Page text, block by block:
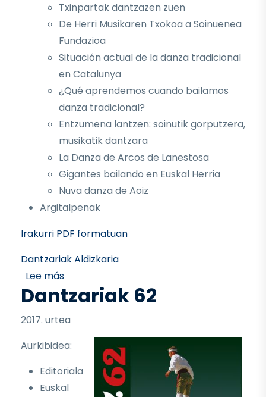
Txinpartak dantzazen zuen
De Herri Musikaren Txokoa a Soinuenea
Fundazioa
Situación actual de la danza tradicional
en Catalunya
¿Qué aprendemos cuando bailamos
danza tradicional?
Entzumena lantzen: soinutik gorputzera,
musikatik dantzara
La Danza de Arcos de Lanestosa
Gigantes bailando en Euskal Herria
Nuva danza de Aoiz
Argitalpenak
Irakurri PDF formatuan
Dantzariak Aldizkaria
Lee mássobre Dantzariak 63
Dantzariak 62
2017. urtea
Aurkibidea:
Editoriala
Euskal